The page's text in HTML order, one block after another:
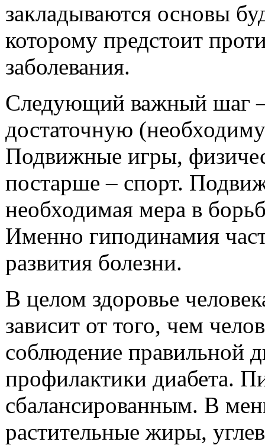
закладываются основы
которому предстоит
заболевания.
Следующий важный шаг –
достаточную
Подвижные игры,
постарше – спорт.
необходимая мера в
Именно гиподинамия
развития болезни.
В целом здоровье
зависит от того, чем
соблюдение правильной
профилактики диабета.
сбалансированным. В
растительные жиры,